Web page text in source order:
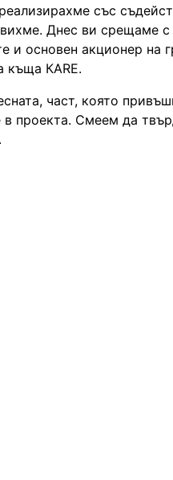
със
Днес ви срещаме
и основен акционер
къща КАRE.
част, която
проекта. Смеем да